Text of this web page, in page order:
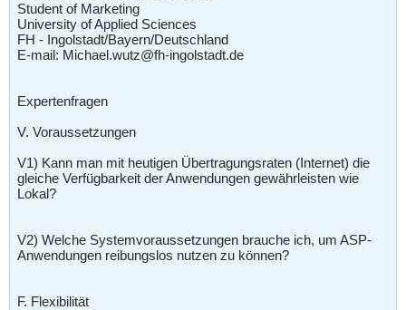
Student of Marketing
University of Applied Sciences
FH - Ingolstadt/Bayern/Deutschland
E-mail: Michael.wutz@fh-ingolstadt.de
Expertenfragen
V. Voraussetzungen
V1) Kann man mit heutigen Übertragungsraten (Internet) die
gleiche Verfügbarkeit der Anwendungen gewährleisten wie
Lokal?
V2) Welche Systemvoraussetzungen brauche ich, um ASP-
Anwendungen reibungslos nutzen zu können?
F. Flexibilität